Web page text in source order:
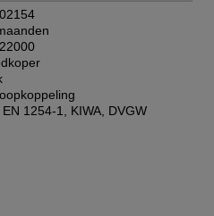
EN 1254-1, KIWA, DVGW